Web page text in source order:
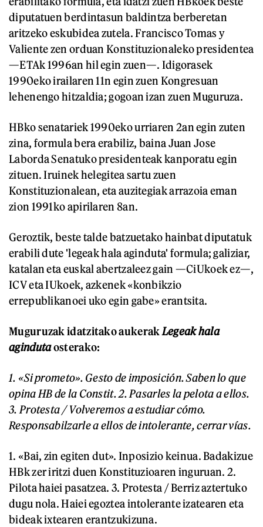
diputatuen berdintasun baldintza berberetan
aritzeko eskubidea zutela. Francisco Tomas y
Valiente zen orduan Konstituzionaleko presidentea
—ETAk 1996an hil egin zuen—. Idigorasek
1990eko irailaren 11n egin zuen Kongresuan
lehenengo hitzaldia; gogoan izan zuen Muguruza.
HBko senatariek 1990eko urriaren 2an egin zuten
zina, formula bera erabiliz, baina Juan Jose
Laborda Senatuko presidenteak kanporatu egin
zituen. Iruinek helegitea sartu zuen
Konstituzionalean, eta auzitegiak arrazoia eman
zion 1991ko apirilaren 8an.
Geroztik, beste talde batzuetako hainbat diputatuk
erabili dute 'legeak hala aginduta' formula; galiziar,
katalan eta euskal abertzaleez gain —CiUkoek ez—,
ICV eta IUkoek, azkenek «konbikzio
errepublikanoei uko egin gabe» erantsita.
Muguruzak idatzitako aukerakLegeak hala
agindutaosterako:
1. «Si prometo». Gesto de imposición. Saben lo que
opina HB de la Constit. 2. Pasarles la pelota a ellos.
3. Protesta / Volveremos a estudiar cómo.
Responsabilzarle a ellos de intolerante, cerrar vías.
1. «Bai, zin egiten dut». Inposizio keinua. Badakizue
HBk zer iritzi duen Konstituzioaren inguruan. 2.
Pilota haiei pasatzea. 3. Protesta / Berriz aztertuko
dugu nola. Haiei egoztea intolerante izatearen eta
bideak ixtearen erantzukizuna.